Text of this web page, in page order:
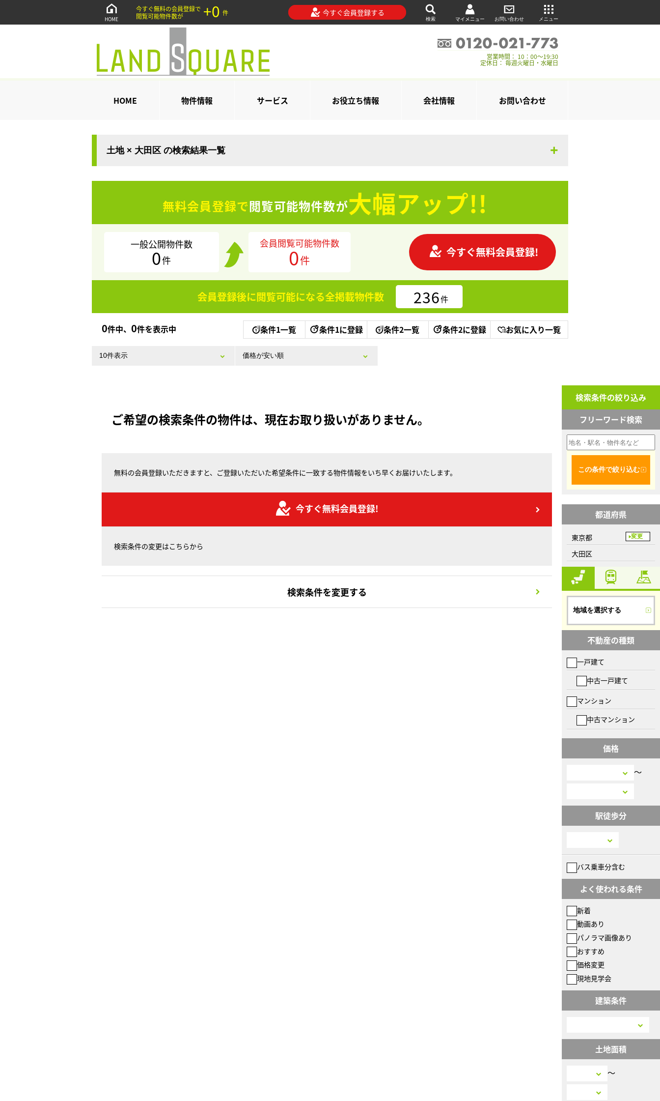
HOME
今すぐ無料の会員登録で
閲覧可能物件数が
+0 件 今すぐ会員登録する
検索 マイメニュー お問い合わせ メニュー
営業時間： 10：00～19:30
定休日： 毎週火曜日・水曜日
HOME 物件情報 サービス お役立ち情報 会社情報 お問い合わせ
土地 × 大田区 の検索結果一覧
無料会員登録で閲覧可能物件数が大幅アップ!!
一般公開物件数
0件
会員閲覧可能物件数
0件
今すぐ無料会員登録!
会員登録後に閲覧可能になる全掲載物件数 236件
0件中、 0件を表示中 条件1一覧 条件1に登録 条件2一覧 条件2に登録 お気に入り一覧
ご希望の検索条件の物件は、現在お取り扱いがありません。
無料の会員登録いただきますと、ご登録いただいた希望条件に一致する物件情報をいち早くお届けいたします。
今すぐ無料会員登録!
検索条件の変更はこちらから
検索条件を変更する
検索条件の絞り込み
フリーワード検索
この条件で絞り込む
都道府県
東京都 変更
大田区
地域を選択する
不動産の種類
一戸建て
中古一戸建て
マンション
中古マンション
価格
〜
駅徒歩分
バス乗車分含む
よく使われる条件
新着
動画あり
パノラマ画像あり
おすすめ
価格変更
現地見学会
建築条件
土地面積
〜